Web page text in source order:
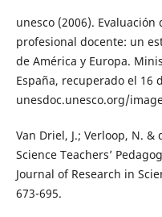
unesco (2006).
profesional docente: un
de América y Europa.
España, recuperado el 16
unesdoc.unesco.org/
Van Driel, J.; Verloop, N. &
Science Teachers’
Journal of Research in
673-695.